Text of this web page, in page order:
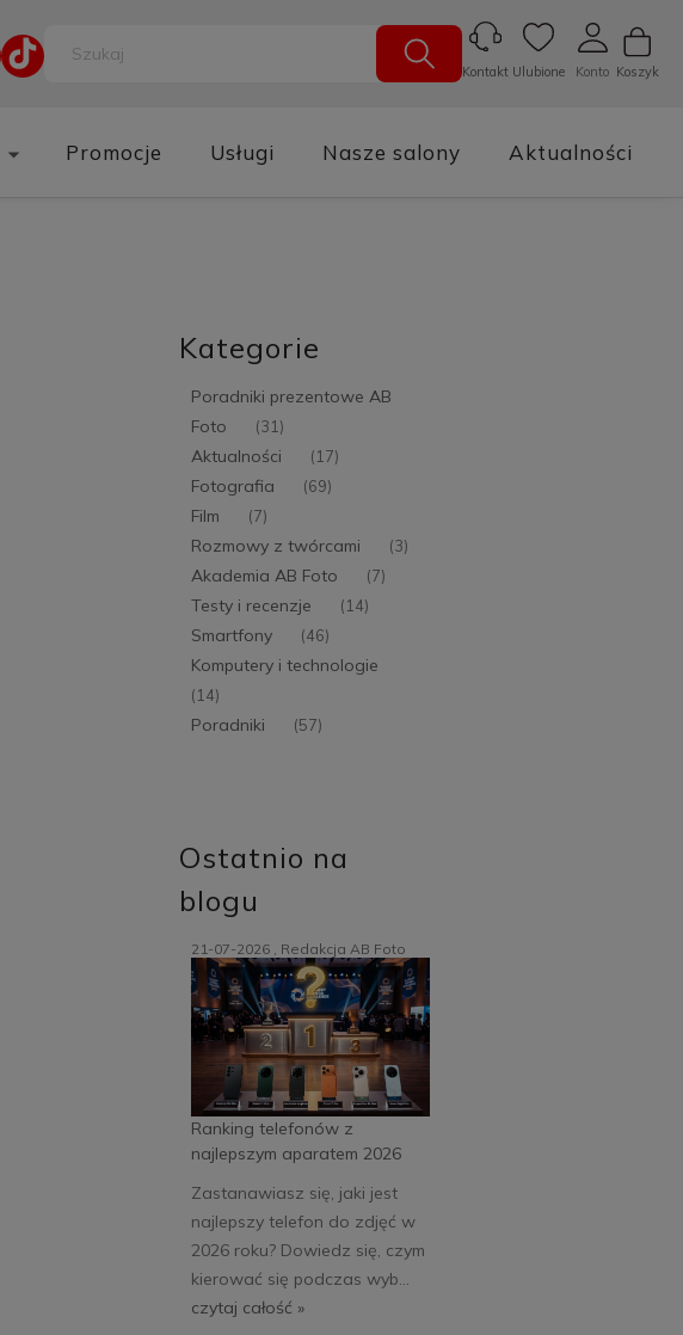
Koszyk
Konto
Ulubione
Kontakt
Promocje Usługi Nasze salony Aktualności
Kategorie
Poradniki prezentowe AB
Foto
(31)
Aktualności (17)
Fotografia (69)
Film (7)
Rozmowy z twórcami (3)
Akademia AB Foto (7)
Testy i recenzje (14)
Smartfony (46)
Komputery i technologie
(14)
Poradniki (57)
Ostatnio na
blogu
Ranking telefonów z
najlepszym aparatem 2026
21-07-2026 , Redakcja AB Foto
Zastanawiasz się, jaki jest
najlepszy telefon do zdjęć w
2026 roku? Dowiedz się, czym
kierować się podczas wyb...
czytaj całość »